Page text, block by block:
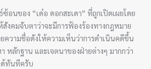
อนของ “เด๋อ ดอกสะเดา” ที่ถูกเปิดเผยโดย
งคมจับตาว่าจะมีการฟ้องร้องทางกฎหมาย
วามชื่อดังให้ความเห็นว่าการดำเนินคดีขึ้น
หลักฐาน และเจตนาของฝ่ายต่างๆ มากกว่า
ด้ทันทีครับ